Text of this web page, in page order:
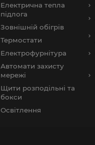
Електрична тепла
підлога
Зовнішнiй обігрів
Термостати
Електрофурнітура
Автомати захисту
мережі
Щити розподільні та
бокси
Освітлення